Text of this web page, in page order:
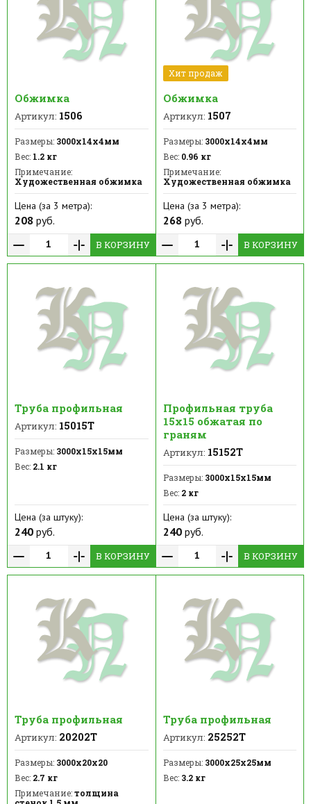
Обжимка
Артикул: 1506
Размеры: 3000х14х4мм
Вес: 1.2 кг
Примечание:
Художественная обжимка
Цена (за 3 метра):
208 руб.
В КОРЗИНУ
Хит продаж
Обжимка
Артикул: 1507
Размеры:3000х14х4мм
Вес:0.96 кг
Примечание:
Художественная обжимка
Цена (за 3 метра):
268 руб.
В КОРЗИНУ
Труба профильная
Артикул: 15015Т
Размеры: 3000х15х15мм
Вес: 2.1 кг
Цена (за штуку):
240 руб.
В КОРЗИНУ
Профильная труба
15х15 обжатая по
граням
Артикул: 15152Т
Размеры:3000х15х15мм
Вес:2 кг
Цена (за штуку):
240руб.
В КОРЗИНУ
Труба профильная
Артикул: 20202Т
Размеры: 3000х20х20
Вес: 2.7 кг
Примечание:толщина
Труба профильная
Артикул: 25252Т
Размеры:3000х25х25мм
Вес:3.2 кг